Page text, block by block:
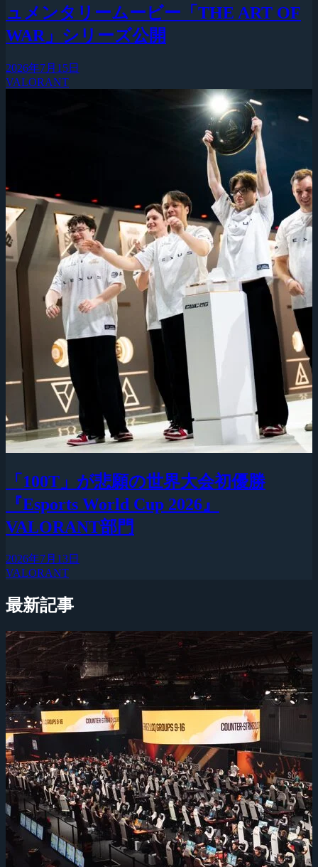
ュメンタリームービー「THE ART OF
WAR」シリーズ公開
2026年7月15日
VALORANT
「100T」が悲願の世界大会初優勝
『Esports World Cup 2026』
VALORANT部門
2026年7月13日
VALORANT
最新記事